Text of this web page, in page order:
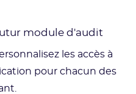
module d'audit
les accès à
pour chacun des